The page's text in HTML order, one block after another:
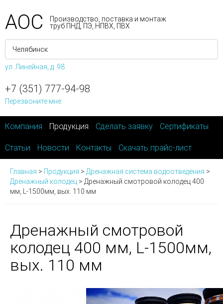
АОС
Производство, поставка и монтаж
труб ПНД, ПЭ, НПВХ, ПВХ
ул. Линейная, д. 98
+7 (351) 777-94-98
Перезвоните мне
Компания Продукция Сделать заявку Сертификаты
Статьи Новости Контакты Скачать прайс-лист
Главная > Продукция > Дренажная система водоотведения >
Дренажный колодец > Дренажный смотровой колодец 400
мм, L-1500мм, вых. 110 мм
Дренажный смотровой
колодец 400 мм, L-1500мм,
вых. 110 мм